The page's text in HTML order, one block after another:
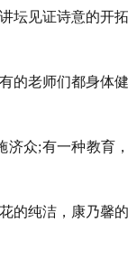
坛见证诗意的开
的老师们都身体
众;有一种教育
的纯洁，康乃馨